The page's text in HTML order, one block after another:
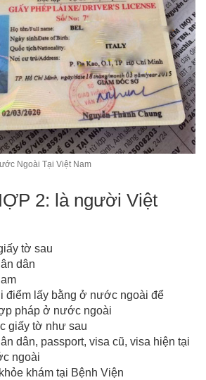
Ngoài Tại Việt Nam
2: là người Việt
tờ sau
dân
điểm lấy bằng ở nước ngoài để
pháp ở nước ngoài
giấy tờ như sau
dân, passport, visa cũ, visa hiện tại
ngoài
khám tại Bệnh Viện